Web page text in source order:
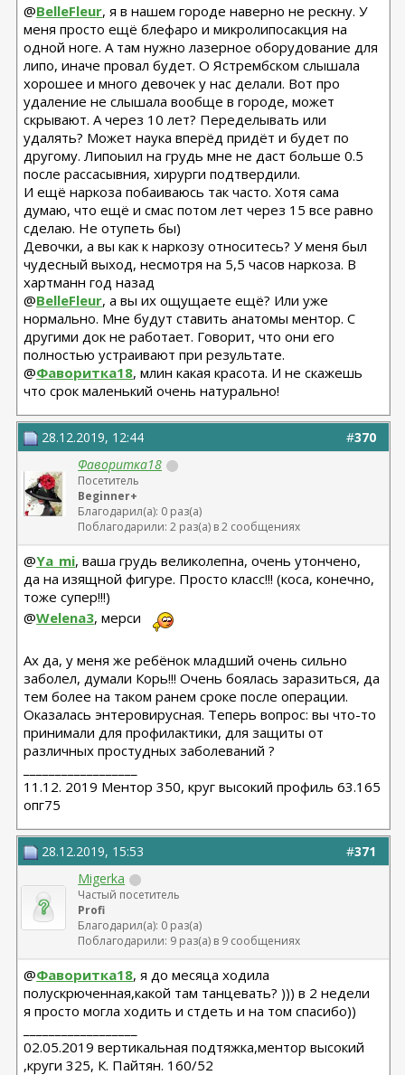
@BelleFleur, я в нашем городе наверно не рескну. У
меня просто ещё блефаро и микролипосакция на
одной ноге. А там нужно лазерное оборудование для
липо, иначе провал будет. О Ястрембском слышала
хорошее и много девочек у нас делали. Вот про
удаление не слышала вообще в городе, может
скрывают. А через 10 лет? Переделывать или
удалять? Может наука вперёд придёт и будет по
другому. Липоыил на грудь мне не даст больше 0.5
после рассасывния, хирурги подтвердили.
И ещё наркоза побаиваюсь так часто. Хотя сама
думаю, что ещё и смас потом лет через 15 все равно
сделаю. Не отупеть бы)
Девочки, а вы как к наркозу относитесь? У меня был
чудесный выход, несмотря на 5,5 часов наркоза. В
хартманн год назад
@BelleFleur, а вы их ощущаете ещё? Или уже
нормально. Мне будут ставить анатомы ментор. С
другими док не работает. Говорит, что они его
полностью устраивают при результате.
@Фаворитка18, млин какая красота. И не скажешь
что срок маленький очень натурально!
#370
28.12.2019, 12:44
Фаворитка18
Посетитель
Beginner+
Благодарил(а): 0 раз(а)
Поблагодарили: 2 раз(а) в 2 сообщениях
@Ya_mi, ваша грудь великолепна, очень утончено,
да на изящной фигуре. Просто класс!!! (коса, конечно,
тоже супер!!!)
@Welena3, мерси
Ах да, у меня же ребёнок младший очень сильно
заболел, думали Корь!!! Очень боялась заразиться, да
тем более на таком ранем сроке после операции.
Оказалась энтеровирусная. Теперь вопрос: вы что-то
принимали для профилактики, для защиты от
различных простудных заболеваний ?
11.12. 2019 Ментор 350, круг высокий профиль 63.165
опг75
#371
28.12.2019, 15:53
Migerka
Частый посетитель
Profi
Благодарил(а): 0 раз(а)
Поблагодарили: 9 раз(а) в 9 сообщениях
@Фаворитка18, я до месяца ходила
полускрюченная,какой там танцевать? ))) в 2 недели
я просто могла ходить и стдеть и на том спасибо))
02.05.2019 вертикальная подтяжка,ментор высокий
,круги 325, К. Пайтян. 160/52